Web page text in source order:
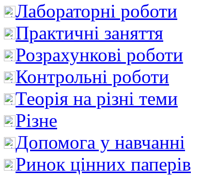
Лабораторні роботи
Практичні заняття
Розрахункові роботи
Контрольні роботи
Теорія на різні теми
Різне
Допомога у навчанні
Ринок цінних паперів